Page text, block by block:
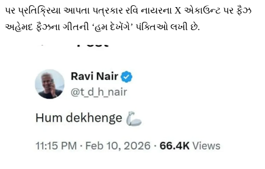
પર પ્રતિક્રિયા આપતા પત્રકાર રવિ નાયરના X એકાઉન્ટ પર ફૈઝ
અહેમદ ફૈઝના ગીતની ‘હમ દેખેંગે’ પંક્તિઓ લખી છે.